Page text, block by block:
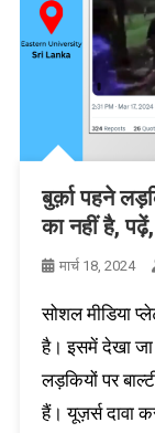
बुर्क़ा पहने
का नहीं है,
मार्च 18, 2024
सोशल मीडिया
है। इसमें देखा
लड़कियों पर
हैं। यूज़र्स दावा